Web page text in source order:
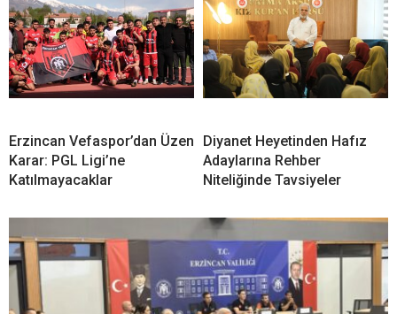
Erzincan Vefaspor’dan Üzen
Karar: PGL Ligi’ne
Katılmayacaklar
Diyanet Heyetinden Hafız
Adaylarına Rehber
Niteliğinde Tavsiyeler